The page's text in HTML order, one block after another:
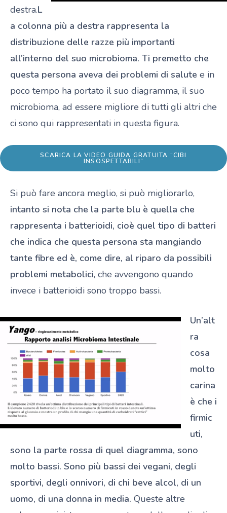
destra.L
a colonna più a destra rappresenta la
distribuzione delle razze più importanti
all’interno del suo microbioma. Ti premetto che
questa persona aveva dei problemi di salute e in
poco tempo ha portato il suo diagramma, il suo
microbioma, ad essere migliore di tutti gli altri che
ci sono qui rappresentati in questa figura.
SCARICA LA VIDEO GUIDA GRATUITA “CIBI
INSOSPETTABILI”
Si può fare ancora meglio, si può migliorarlo,
intanto si nota che la parte blu è quella che
rappresenta i batterioidi, cioè quel tipo di batteri
che indica che questa persona sta mangiando
tante fibre ed è, come dire, al riparo da possibili
problemi metabolici, che avvengono quando
invece i batterioidi sono troppo bassi.
Un’alt
ra
cosa
molto
carina
è che i
firmic
uti,
sono la parte rossa di quel diagramma, sono
molto bassi. Sono più bassi dei vegani, degli
sportivi, degli onnivori, di chi beve alcol, di un
uomo, di una donna in media. Queste altre